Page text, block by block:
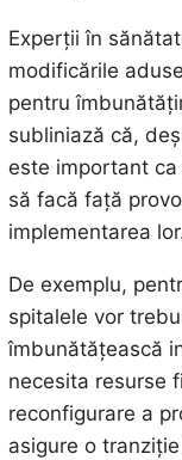
Experții în
modificările
pentru
subliniază că,
este important
să facă față
implementarea
De exemplu,
spitalele vor
îmbunătățească
necesita resurse
reconfigurare a
asigure o